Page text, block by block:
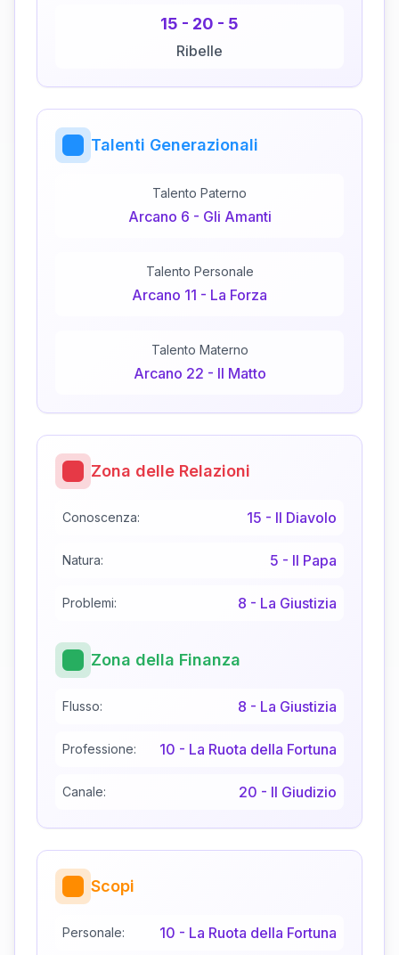
15 - 20 - 5
Ribelle
Talenti Generazionali
Talento Paterno
Arcano 6 - Gli Amanti
Talento Personale
Arcano 11 - La Forza
Talento Materno
Arcano 22 - Il Matto
Zona delle Relazioni
Conoscenza: 15 - Il Diavolo
Natura: 5 - Il Papa
Problemi: 8 - La Giustizia
Zona della Finanza
Flusso: 8 - La Giustizia
Professione: 10 - La Ruota della Fortuna
Canale: 20 - Il Giudizio
Scopi
Personale: 10 - La Ruota della Fortuna